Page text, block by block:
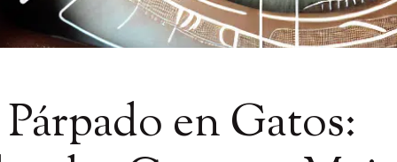
en Gatos: